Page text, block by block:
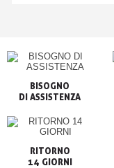
BISOGNO
RITORNO
14 GIORNI